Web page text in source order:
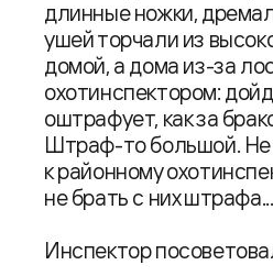
длинные ножки,
ушей торчали из
домой, а дома из-за
охотинспектором:
оштрафует, как за
Штраф-то большой. Не
к районному
не брать с них штрафа...
Инспектор